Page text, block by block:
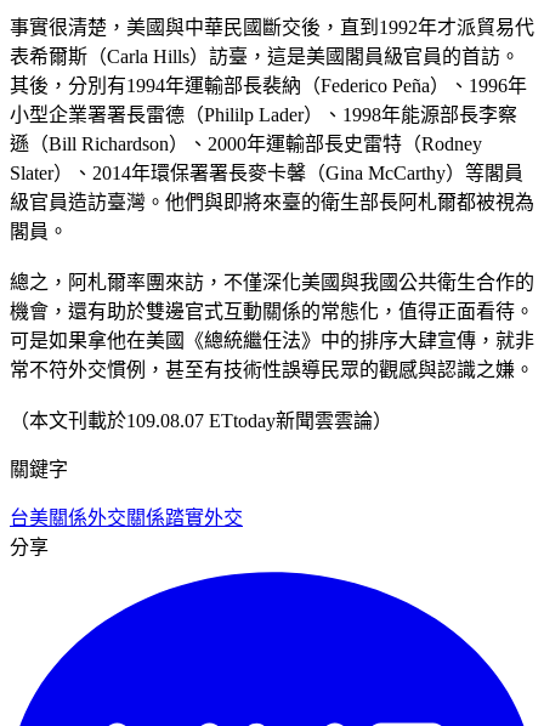
事實很清楚，美國與中華民國斷交後，直到1992年才派貿易代
表希爾斯（Carla Hills）訪臺，這是美國閣員級官員的首訪。
其後，分別有1994年運輸部長裴納（Federico Peña）、1996年
小型企業署署長雷德（Phililp Lader）、1998年能源部長李察
遜（Bill Richardson）、2000年運輸部長史雷特（Rodney
Slater）、2014年環保署署長麥卡馨（Gina McCarthy）等閣員
級官員造訪臺灣。他們與即將來臺的衛生部長阿札爾都被視為
閣員。
總之，阿札爾率團來訪，不僅深化美國與我國公共衛生合作的
機會，還有助於雙邊官式互動關係的常態化，值得正面看待。
可是如果拿他在美國《總統繼任法》中的排序大肆宣傳，就非
常不符外交慣例，甚至有技術性誤導民眾的觀感與認識之嫌。
（本文刊載於109.08.07 ETtoday新聞雲雲論）
關鍵字
台美關係外交關係踏實外交
分享